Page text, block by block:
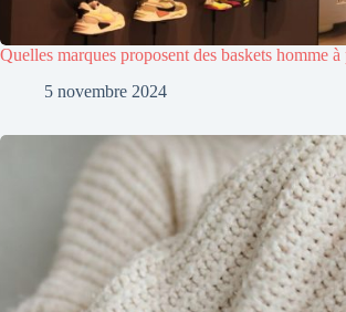
Quelles marques proposent des baskets homme
5 novembre 2024